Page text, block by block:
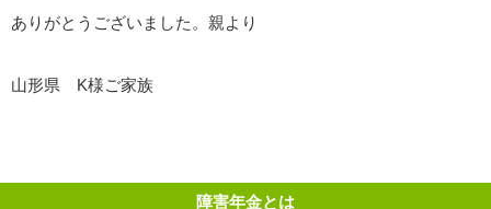
ありがとうございました。親より
山形県 K様ご家族
障害年金とは